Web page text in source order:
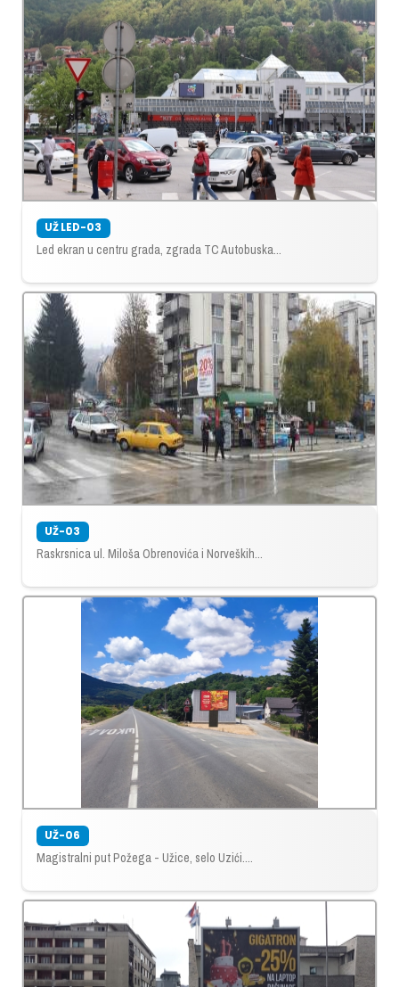
UŽ LED-03
Led ekran u centru grada, zgrada TC Autobuska...
UŽ-03
Raskrsnica ul. Miloša Obrenovića i Norveških...
UŽ-06
Magistralni put Požega - Užice, selo Uzići....